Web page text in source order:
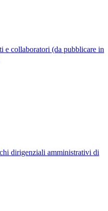
e collaboratori (da pubblicare in
dirigenziali amministrativi di